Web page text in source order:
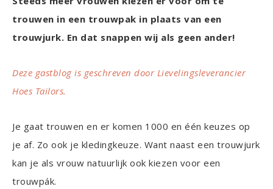
trouwen in een trouwpak in plaats van een
trouwjurk. En dat snappen wij als geen ander!
Deze gastblog is geschreven door Lievelingsleverancier
Hoes Tailors.
Je gaat trouwen en er komen 1000 en één keuzes op
je af. Zo ook je kledingkeuze. Want naast een trouwjurk
kan je als vrouw natuurlijk ook kiezen voor een
trouwpák.